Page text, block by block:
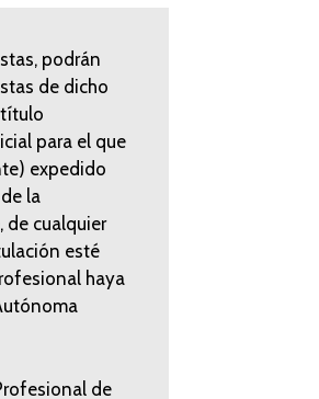
podrán
de dicho
para el que
expedido
la
de cualquier
esté
haya
de